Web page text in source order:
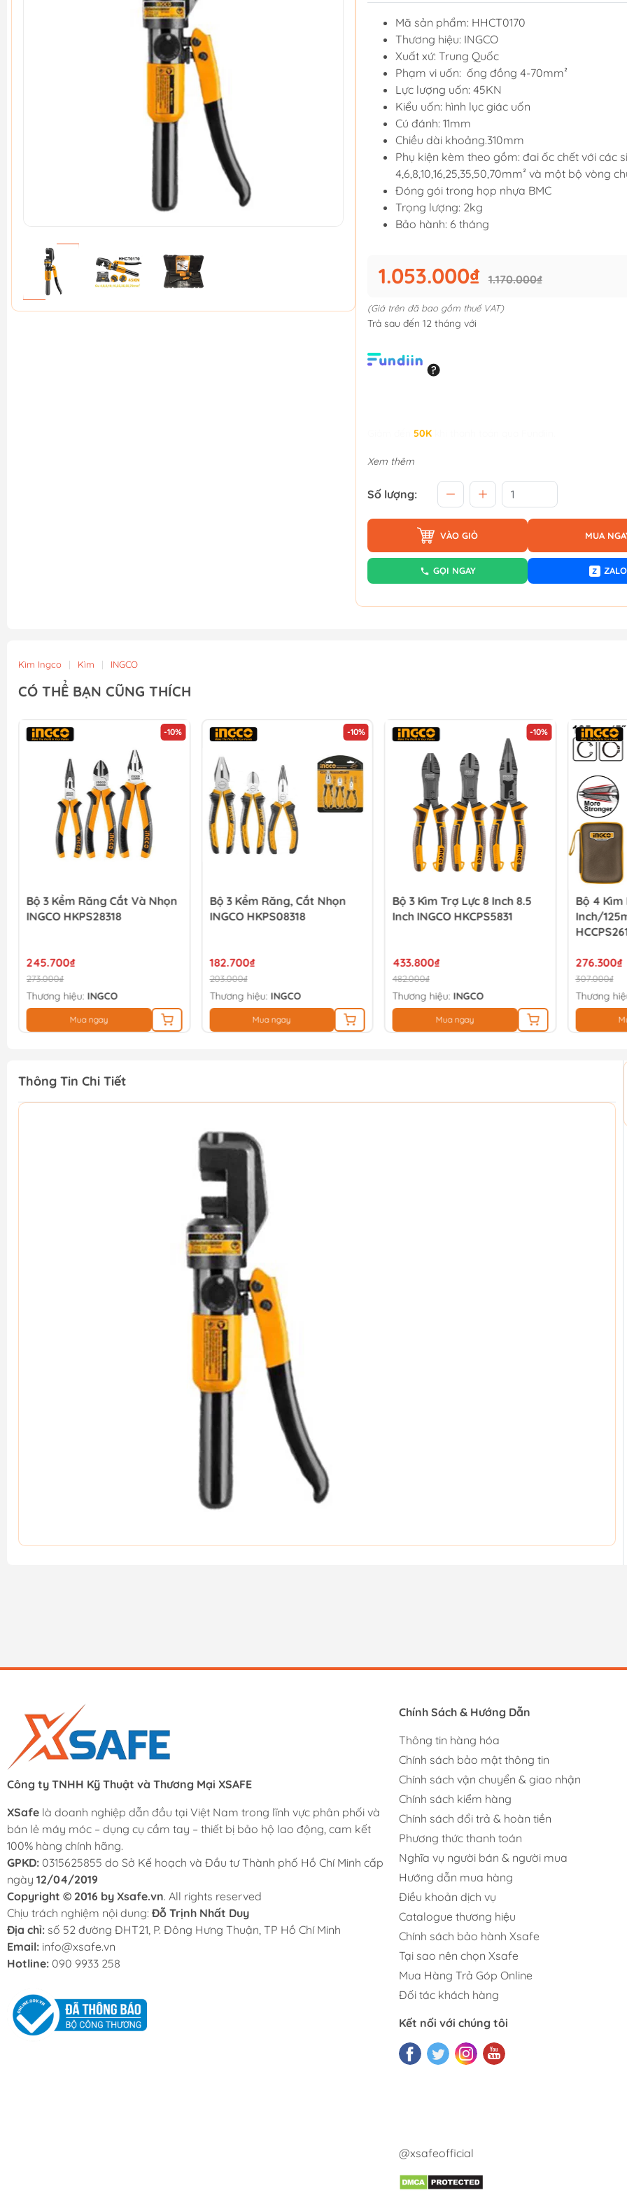
Mã sản phẩm: HHCT0170
Thương hiệu: INGCO
Xuất xứ: Trung Quốc
Phạm vi uốn: ống đồng 4-70mm²
Lực lượng uốn: 45KN
Kiểu uốn: hình lục giác uốn
Cú đánh: 11mm
Chiều dài khoảng.310mm
Phụ kiện kèm theo gồm: đai ốc chết với các
4,6,8,10,16,25,35,50,70mm² và một bộ vòng
Đóng gói trong họp nhựa BMC
Trọng lượng: 2kg
Bảo hành: 6 tháng
1.053.000₫ 1.170.000₫
(Giá trên đã bao gồm thuế VAT)
Trả sau đến 12 tháng với
50K
Xem thêm
Số lượng:
VÀO GIỎ MUA
GỌI NGAY Z ZALO
Kìm Ingco | Kìm | INGCO
CÓ THỂ BẠN CŨNG THÍCH
-10%
Bộ 3 Kềm Răng Cắt Và Nhọn
INGCO HKPS28318
245.700₫
273.000₫
Thương hiệu: INGCO
Mua ngay
-10%
Bộ 3 Kềm Răng, Cắt Nhọn
INGCO HKPS08318
182.700₫
203.000₫
Thương hiệu: INGCO
Mua ngay
-10%
Bộ 3 Kìm Trợ Lực 8 Inch 8.5
Inch INGCO HKCPS5831
433.800₫
482.000₫
Thương hiệu: INGCO
Mua ngay
Bộ 4 Kìm
Inch/
276.300₫
307.000₫
Thương
Thông Tin Chi Tiết
Công ty TNHH Kỹ Thuật và Thương Mại XSAFE
XSafe là doanh nghiệp dẫn đầu tại Việt Nam trong lĩnh vực phân phối và
bán lẻ máy móc – dụng cụ cầm tay – thiết bị bảo hộ lao động, cam kết
100% hàng chính hãng.
GPKD: 0315625855 do Sở Kế hoạch và Đầu tư Thành phố Hồ Chí Minh cấp
ngày 12/04/2019
Copyright © 2016 by Xsafe.vn. All rights reserved
Chịu trách nghiệm nội dung: Đỗ Trịnh Nhất Duy
Địa chỉ: số 52 đường ĐHT21, P. Đông Hưng Thuận, TP Hồ Chí Minh
Email: info@xsafe.vn
Hotline: 090 9933 258
Chính Sách & Hướng Dẫn
Thông tin hàng hóa
Chính sách bảo mật thông tin
Chính sách vận chuyển & giao nhận
Chính sách kiểm hàng
Chính sách đổi trả & hoàn tiền
Phương thức thanh toán
Nghĩa vụ người bán & người mua
Hướng dẫn mua hàng
Điều khoản dịch vụ
Catalogue thương hiệu
Chính sách bảo hành Xsafe
Tại sao nên chọn Xsafe
Mua Hàng Trả Góp Online
Đối tác khách hàng
Kết nối với chúng tôi
@xsafeofficial